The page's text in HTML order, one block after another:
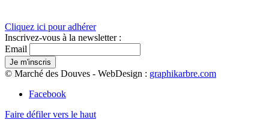
Cliquez ici pour adhérer
Inscrivez-vous à la newsletter :
Email
© Marché des Douves - WebDesign : graphikarbre.com
Facebook
Faire défiler vers le haut